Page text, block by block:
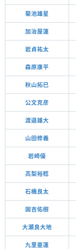
菊池雄星
加治屋蓮
岩貞祐太
森原康平
秋山拓巳
公文克彦
渡邉雄大
山田修義
岩崎優
高梨裕稔
石橋良太
国吉佑樹
大瀬良大地
九里亜蓮